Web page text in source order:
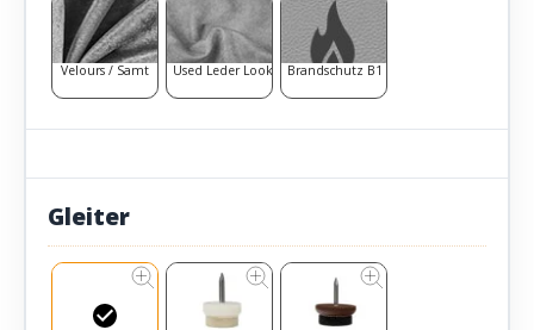
Velours / Samt Used Leder Look Brandschutz B1
Gleiter